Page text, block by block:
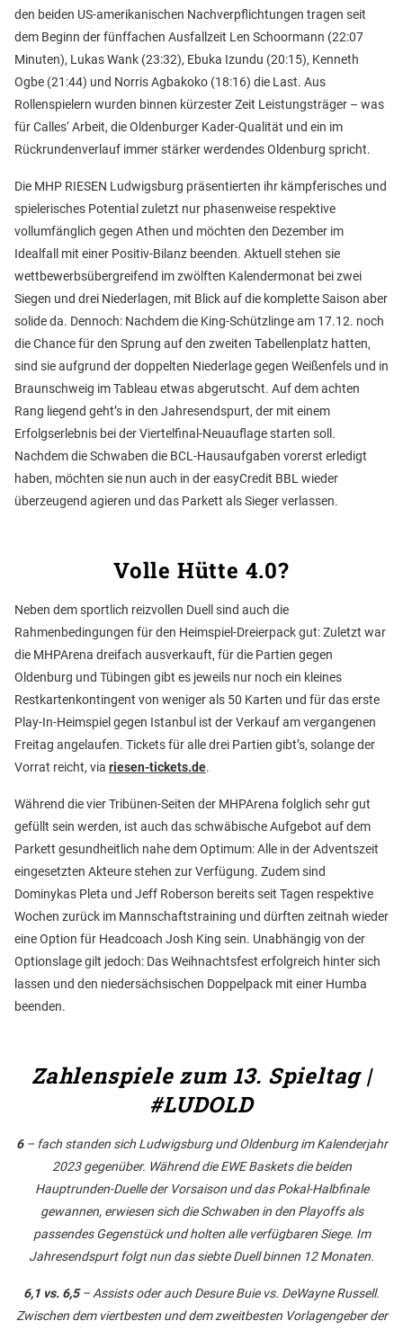
den beiden US-amerikanischen Nachverpflichtungen tragen seit
dem Beginn der fünffachen Ausfallzeit Len Schoormann (22:07
Minuten), Lukas Wank (23:32), Ebuka Izundu (20:15), Kenneth
Ogbe (21:44) und Norris Agbakoko (18:16) die Last. Aus
Rollenspielern wurden binnen kürzester Zeit Leistungsträger – was
für Calles‘ Arbeit, die Oldenburger Kader-Qualität und ein im
Rückrundenverlauf immer stärker werdendes Oldenburg spricht.
Die MHP RIESEN Ludwigsburg präsentierten ihr kämpferisches und
spielerisches Potential zuletzt nur phasenweise respektive
vollumfänglich gegen Athen und möchten den Dezember im
Idealfall mit einer Positiv-Bilanz beenden. Aktuell stehen sie
wettbewerbsübergreifend im zwölften Kalendermonat bei zwei
Siegen und drei Niederlagen, mit Blick auf die komplette Saison aber
solide da. Dennoch: Nachdem die King-Schützlinge am 17.12. noch
die Chance für den Sprung auf den zweiten Tabellenplatz hatten,
sind sie aufgrund der doppelten Niederlage gegen Weißenfels und in
Braunschweig im Tableau etwas abgerutscht. Auf dem achten
Rang liegend geht’s in den Jahresendspurt, der mit einem
Erfolgserlebnis bei der Viertelfinal-Neuauflage starten soll.
Nachdem die Schwaben die BCL-Hausaufgaben vorerst erledigt
haben, möchten sie nun auch in der easyCredit BBL wieder
überzeugend agieren und das Parkett als Sieger verlassen.
Volle Hütte 4.0?
Neben dem sportlich reizvollen Duell sind auch die
Rahmenbedingungen für den Heimspiel-Dreierpack gut: Zuletzt war
die MHPArena dreifach ausverkauft, für die Partien gegen
Oldenburg und Tübingen gibt es jeweils nur noch ein kleines
Restkartenkontingent von weniger als 50 Karten und für das erste
Play-In-Heimspiel gegen Istanbul ist der Verkauf am vergangenen
Freitag angelaufen. Tickets für alle drei Partien gibt’s, solange der
Vorrat reicht, via riesen-tickets.de.
Während die vier Tribünen-Seiten der MHPArena folglich sehr gut
gefüllt sein werden, ist auch das schwäbische Aufgebot auf dem
Parkett gesundheitlich nahe dem Optimum: Alle in der Adventszeit
eingesetzten Akteure stehen zur Verfügung. Zudem sind
Dominykas Pleta und Jeff Roberson bereits seit Tagen respektive
Wochen zurück im Mannschaftstraining und dürften zeitnah wieder
eine Option für Headcoach Josh King sein. Unabhängig von der
Optionslage gilt jedoch: Das Weihnachtsfest erfolgreich hinter sich
lassen und den niedersächsischen Doppelpack mit einer Humba
beenden.
Zahlenspiele zum 13. Spieltag |
#LUDOLD
6– fach standen sich Ludwigsburg und Oldenburg im Kalenderjahr
2023 gegenüber. Während die EWE Baskets die beiden
Hauptrunden-Duelle der Vorsaison und das Pokal-Halbfinale
gewannen, erwiesen sich die Schwaben in den Playoffs als
passendes Gegenstück und holten alle verfügbaren Siege. Im
Jahresendspurt folgt nun das siebte Duell binnen 12 Monaten.
6,1 vs. 6,5– Assists oder auch Desure Buie vs. DeWayne Russell.
Zwischen dem viertbesten und dem zweitbesten Vorlagengeber der